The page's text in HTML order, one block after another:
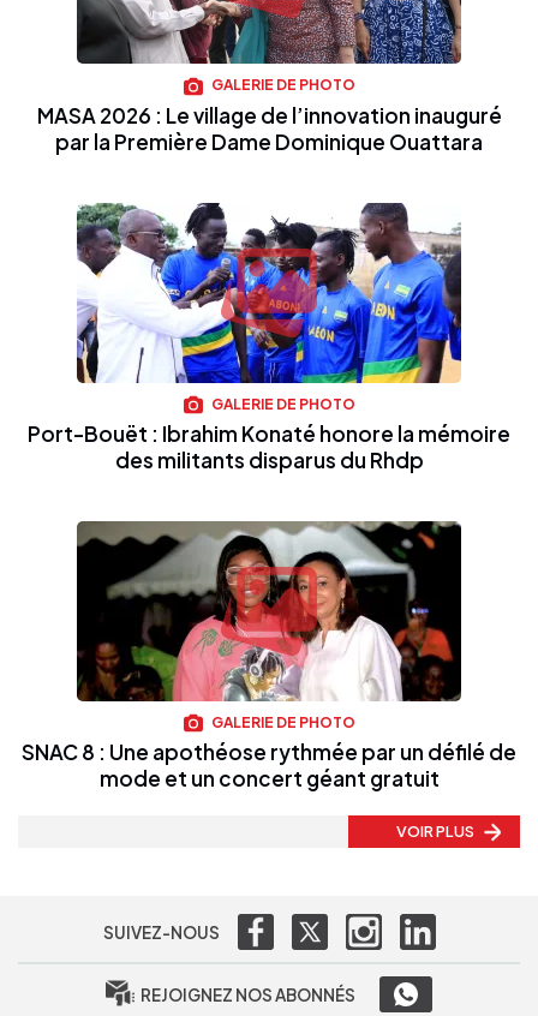
GALERIE DE PHOTO
MASA 2026 : Le village de l’innovation inauguré
par la Première Dame Dominique Ouattara
GALERIE DE PHOTO
Port-Bouët : Ibrahim Konaté honore la mémoire
des militants disparus du Rhdp
GALERIE DE PHOTO
SNAC 8 : Une apothéose rythmée par un défilé de
mode et un concert géant gratuit
VOIR PLUS
SUIVEZ-NOUS
REJOIGNEZ NOS ABONNÉS